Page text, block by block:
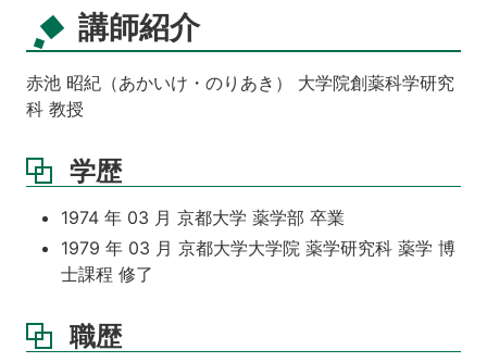
講師紹介
赤池 昭紀（あかいけ・のりあき） 大学院創薬科学研究
科 教授
学歴
1974 年 03 月 京都大学 薬学部 卒業
1979 年 03 月 京都大学大学院 薬学研究科 薬学 博
士課程 修了
職歴